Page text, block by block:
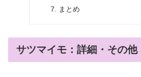
まとめ
サツマイモ：詳細・その他